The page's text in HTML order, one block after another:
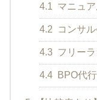
4.1 マニュ
4.2 コンサ
4.3 フリーラ
4.4 BPO代